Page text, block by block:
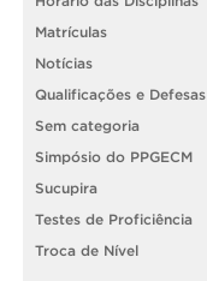
Matrículas
Notícias
Qualificações e Defesas
Sem categoria
Simpósio do PPGECM
Sucupira
Testes de Proficiência
Troca de Nível